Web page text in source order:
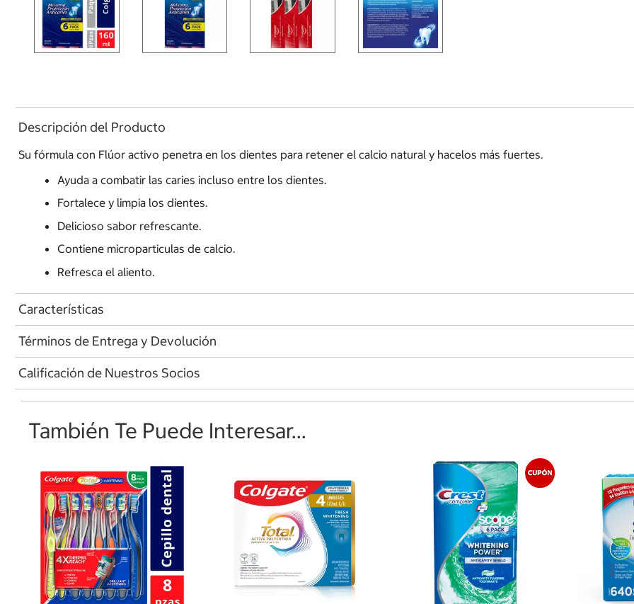
Descripción del Producto
Su fórmula con Flúor activo penetra en los dientes para retener el calcio natural y hacelos más fuertes.
Ayuda a combatir las caries incluso entre los dientes.
Fortalece y limpia los dientes.
Delicioso sabor refrescante.
Contiene microparticulas de calcio.
Refresca el aliento.
Características
Términos de Entrega y Devolución
Calificación de Nuestros Socios
También Te Puede Interesar...